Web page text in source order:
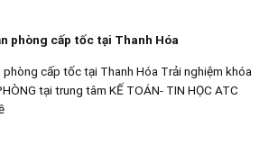
phòng cấp tốc tại Thanh Hóa
cấp tốc tại Thanh Hóa Trải nghiệm khóa
tại trung tâm KẾ TOÁN- TIN HỌC ATC